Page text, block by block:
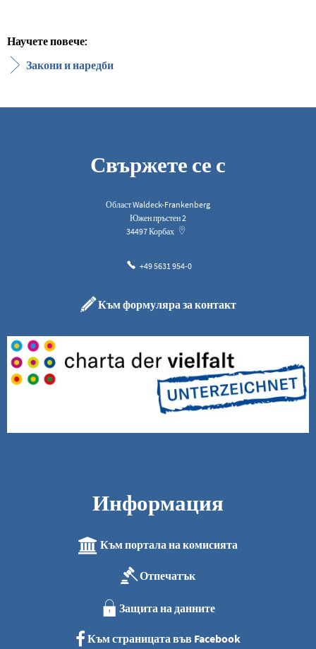
Научете повече:
Закони и наредби
Свържете се с
Област Waldeck-Frankenberg
Южен пръстен 2
34497Корбах
+49 5631 954-0
Към формуляра за контакт
Информация
Към портала на комисията
Отпечатък
Защита на данните
Към страницата във Facebook